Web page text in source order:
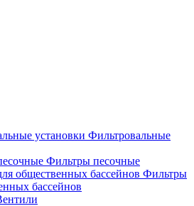
Фильтровальные
Фильтры песочные
Фильтры
бассейнов